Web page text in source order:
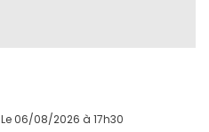
Le 06/08/2026 à 17h30